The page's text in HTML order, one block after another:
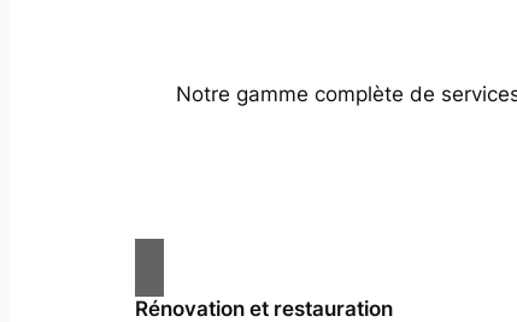
Notre gamme complète de
Rénovation et restauration